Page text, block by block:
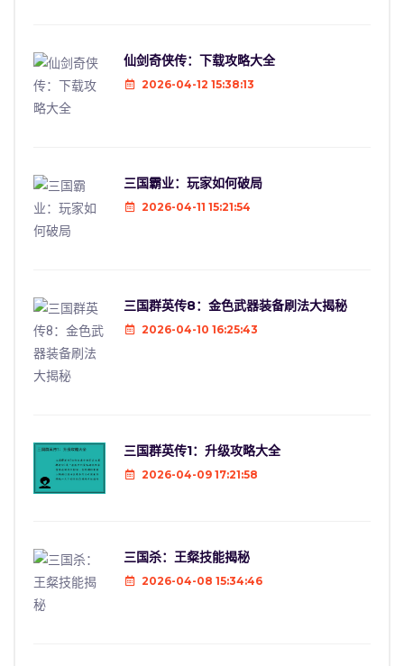
仙剑奇侠传：下载攻略大全
2026-04-12 15:38:13
三国霸业：玩家如何破局
2026-04-11 15:21:54
三国群英传8：金色武器装备刷法大揭秘
2026-04-10 16:25:43
三国群英传1：升级攻略大全
2026-04-09 17:21:58
三国杀：王粲技能揭秘
2026-04-08 15:34:46